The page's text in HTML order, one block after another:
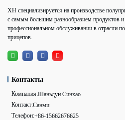
XH специализируется на производстве
с самым большим разнообразием продуктов
профессиональном обслуживании в отрасли
прицепов.
Контакты
Компания:Шаньдун Синхао
Контакт:Санми
Телефон:+86-15662676625